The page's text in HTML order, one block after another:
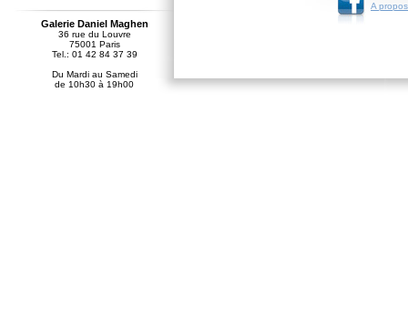
A
Galerie Daniel Maghen
36 rue du Louvre
75001 Paris
Tel.: 01 42 84 37 39
Du Mardi au Samedi
de 10h30 à 19h00